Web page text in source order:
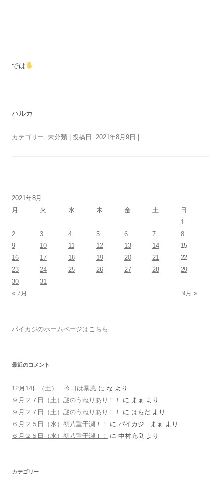
では
ハルカ
カテゴリー: 未分類 | 投稿日: 2021年8月9日
2021年8月
月
火 水 木 金 土
日
1
2
3 4 5 6 7
8
9
10 11 12 13 14
15
16
17 18 19 20 21
22
23
24 25 26 27 28
29
30
31
« 7月
9月 »
パイカジのホームページはこちら
最近のコメント
12月14日（土） 今日は暴風 に な より
９月２７日（土）謎のうねりあり！！
に まぁ より
９月２７日（土）謎のうねりあり！！
に はらだ より
６月２５日（水）初八重干瀬！！
に パイカジ まぁ より
６月２５日（水）初八重干瀬！！
に 中村充良 より
カテゴリー